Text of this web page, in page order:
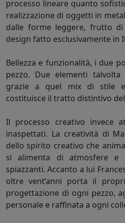
processo lineare quanto
realizzazione di oggetti in
dalle forme leggere, frutto
design fatto esclusivamente in
Bellezza e funzionalità, i due
pezzo. Due elementi
grazie a quel mix di stile
costituisce il tratto distintivo
Il processo creativo invece
inaspettati. La creatività di
dello spirito creativo che
si alimenta di atmosfere e
spiazzanti. Accanto a lui
oltre vent’anni porta il
progettazione di ogni pezzo,
personale e raffinata a ogni